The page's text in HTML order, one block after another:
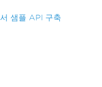
샘플 API 구축